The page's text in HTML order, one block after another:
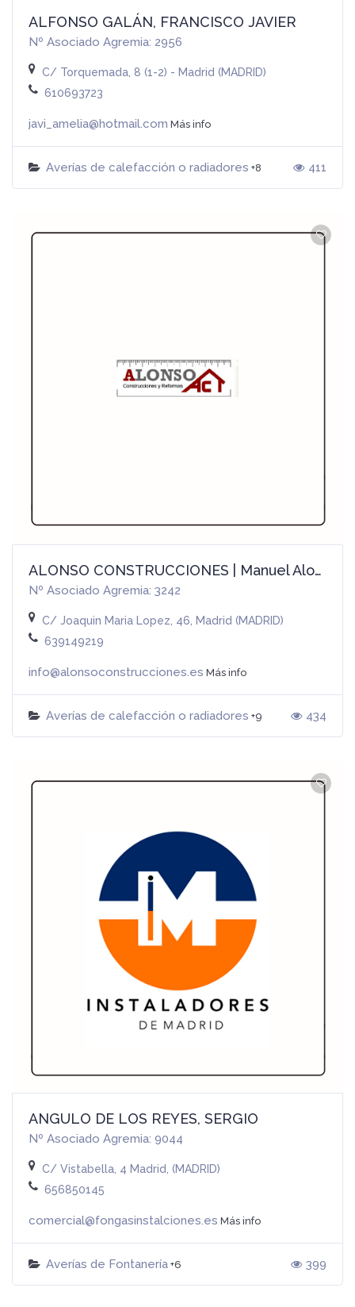
ALFONSO GALÁN, FRANCISCO JAVIER
Nº Asociado Agremia: 2956
C/ Torquemada, 8 (1-2) - Madrid (MADRID)
610693723
javi_amelia@hotmail.com Más info
Averías de calefacción o radiadores +8 411
ALONSO CONSTRUCCIONES | Manuel Alonso González
Nº Asociado Agremia: 3242
C/ Joaquin Maria Lopez, 46, Madrid (MADRID)
639149219
info@alonsoconstrucciones.es Más info
Averías de calefacción o radiadores +9 434
ANGULO DE LOS REYES, SERGIO
Nº Asociado Agremia: 9044
C/ Vistabella, 4 Madrid, (MADRID)
656850145
comercial@fongasinstalciones.es Más info
Averías de Fontanería +6 399